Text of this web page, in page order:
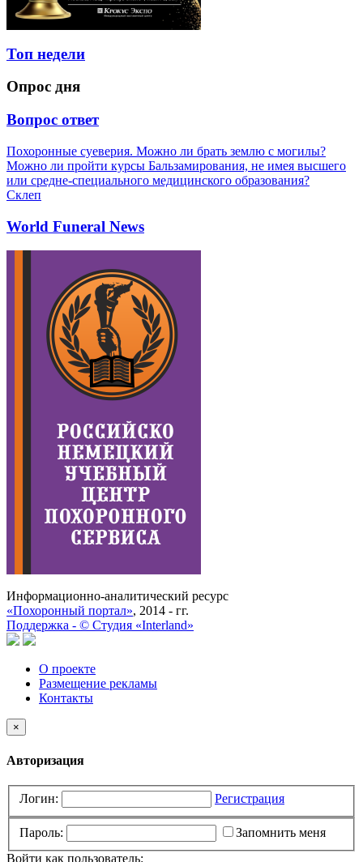
Топ недели
Опрос дня
Вопрос ответ
Похоронные суеверия. Можно ли брать землю с могилы?
Можно ли пройти курсы Бальзамирования, не имея высшего
или средне-специального медицинского образования?
Склеп
World Funeral News
Информационно-аналитический ресурс
«Похоронный портал», 2014 - гг.
Поддержка - © Cтудия «Interland»
О проекте
Размещение рекламы
Контакты
×
Авторизация
Логин: Регистрация
Пароль:
Запомнить меня
Войти как пользователь: